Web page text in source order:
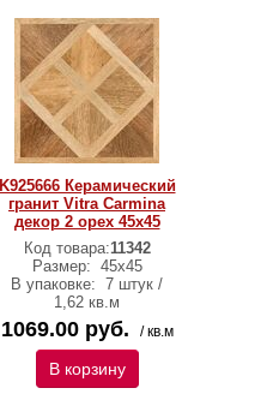
K925666 Керамический
гранит Vitra Carmina
декор 2 орех 45х45
Код товара:11342
Размер: 45х45
В упаковке: 7 штук /
1,62 кв.м
1069.00 руб. / кв.м
В корзину